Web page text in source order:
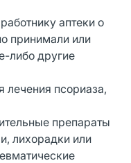
аптеки о
принимали или
либо другие
лечения псориаза,
препараты
лихорадки или